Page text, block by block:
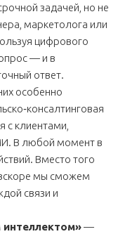
задачей, но не
маркетолога или
цифрового
— и в
ответ.
особенно
с клиентами,
В любой момент в
Вместо того
мы сможем
связи и
—